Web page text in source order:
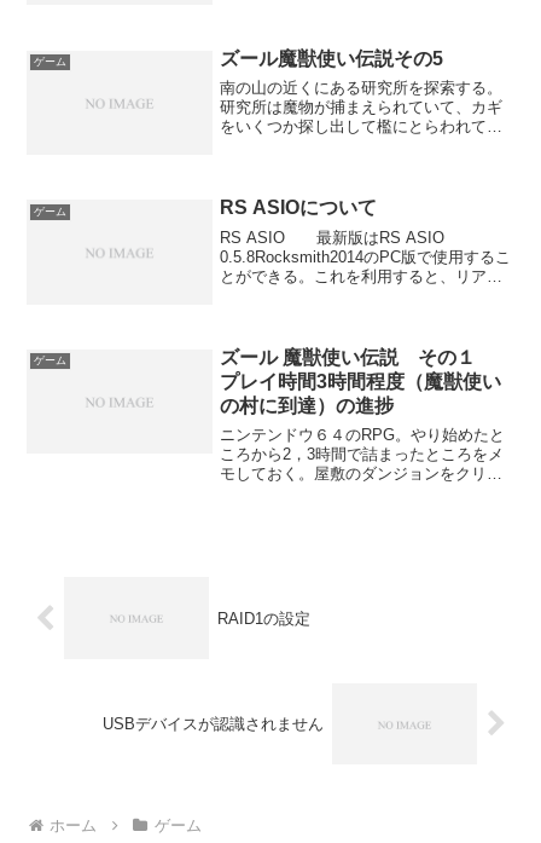
して（洞窟から外に出るま...
ゲーム ズール魔獣使い伝説その5
南の山の近くにある研究所を探索する。
研究所は魔物が捕まえられていて、カギ
をいくつか探し出して檻にとらわれてい
る。カギがなかなか見つ...
ゲーム RS ASIOについて
RS ASIO 最新版はRS ASIO
0.5.8Rocksmith2014のPC版で使用するこ
とができる。これを利用すると、リアル
ゲーム
ズール 魔獣使い伝説 その１
プレイ時間3時間程度（魔獣使い
の村に到達）の進捗
ニンテンドウ６４のRPG。やり始めたと
ころから2，3時間で詰まったところをメ
モしておく。屋敷のダンジョンをクリア
RAID1の設定
USBデバイスが認識されません
ホーム ゲーム